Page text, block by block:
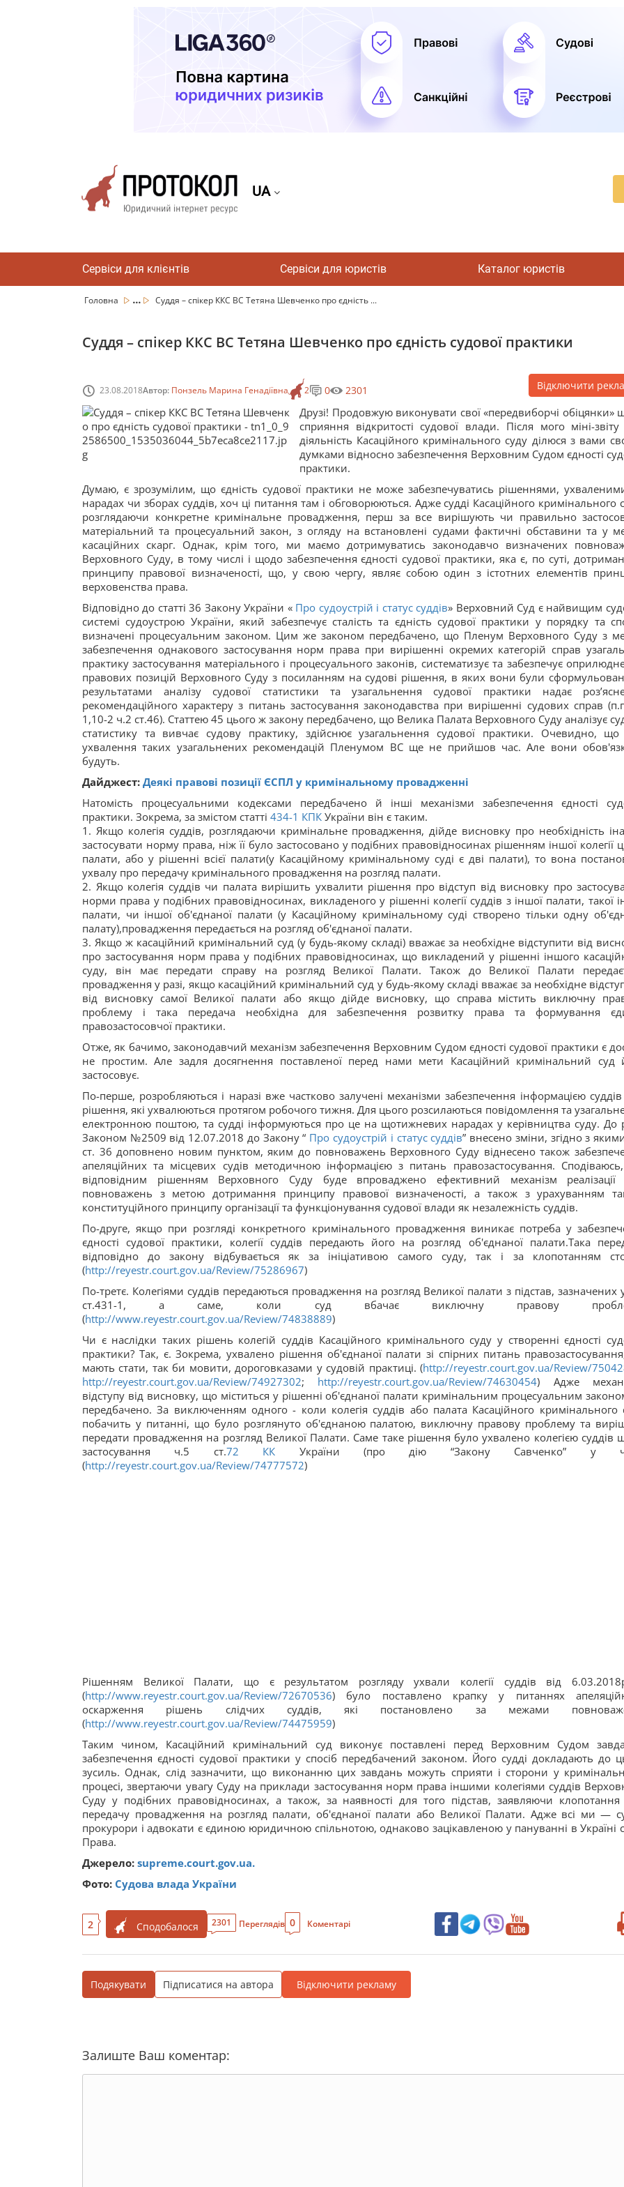
UA
Сервіси для клієнтів Сервіси для юристів Каталог юристів
Головна ... Суддя – спікер ККС ВС Тетяна Шевченко про єдність ...
Суддя – спікер ККС ВС Тетяна Шевченко про єдність судової практики
23.08.2018Автор: Понзель Марина Генадіївна 2 0 2301 Відключити
Друзі! Продовжую виконувати свої «передвиборчі обіцянки»
сприяння відкритості судової влади. Після мого міні-
діяльність Касаційного кримінального суду ділюся з вами
думками відносно забезпечення Верховним Судом єдності
практики.
Думаю, є зрозумілим, що єдність судової практики не може забезпечуватись рішеннями,
нарадах чи зборах суддів, хоч ці питання там і обговорюються. Адже судді Касаційного кримінального
розглядаючи конкретне кримінальне провадження, перш за все вирішують чи правильно
матеріальний та процесуальний закон, з огляду на встановлені судами фактичні обставини та у
касаційних скарг. Однак, крім того, ми маємо дотримуватись законодавчо визначених
Верховного Суду, в тому числі і щодо забезпечення єдності судової практики, яка є, по суті,
принципу правової визначеності, що, у свою чергу, являє собою один з істотних елементів
верховенства права.
Відповідно до статті 36 Закону України « Про судоустрій і статус суддів» Верховний Суд є найвищим
системі судоустрою України, який забезпечує сталість та єдність судової практики у порядку та
визначені процесуальним законом. Цим же законом передбачено, що Пленум Верховного Суду з
забезпечення однакового застосування норм права при вирішенні окремих категорій справ
практику застосування матеріального і процесуального законів, систематизує та забезпечує
правових позицій Верховного Суду з посиланням на судові рішення, в яких вони були
результатами аналізу судової статистики та узагальнення судової практики надає
рекомендаційного характеру з питань застосування законодавства при вирішенні судових справ
1,10-2 ч.2 ст.46). Статтею 45 цього ж закону передбачено, що Велика Палата Верховного Суду аналізує
статистику та вивчає судову практику, здійснює узагальнення судової практики. Очевидно,
ухвалення таких узагальнених рекомендацій Пленумом ВС ще не прийшов час. Але вони
будуть.
Дайджест: Деякі правові позиції ЄСПЛ у кримінальному провадженні
Натомість процесуальними кодексами передбачено й інші механізми забезпечення єдності
практики. Зокрема, за змістом статті 434-1 КПК України він є таким.
1. Якщо колегія суддів, розглядаючи кримінальне провадження, дійде висновку про необхідність
застосувати норму права, ніж її було застосовано у подібних правовідносинах рішенням іншої колегії
палати, або у рішенні всієї палати(у Касаційному кримінальному суді є дві палати), то вона
ухвалу про передачу кримінального провадження на розгляд палати.
2. Якщо колегія суддів чи палата вирішить ухвалити рішення про відступ від висновку про
норми права у подібних правовідносинах, викладеного у рішенні колегії суддів з іншої палати, такої
палати, чи іншої об'єднаної палати (у Касаційному кримінальному суді створено тільки одну
палату),провадження передається на розгляд об'єднаної палати.
3. Якщо ж касаційний кримінальний суд (у будь-якому складі) вважає за необхідне відступити від
про застосування норм права у подібних правовідносинах, що викладений у рішенні іншого
суду, він має передати справу на розгляд Великої Палати. Також до Великої Палати
провадження у разі, якщо касаційний кримінальний суд у будь-якому складі вважає за необхідне
від висновку самої Великої палати або якщо дійде висновку, що справа містить виключну
проблему і така передача необхідна для забезпечення розвитку права та формування
правозастосовчої практики.
Отже, як бачимо, законодавчий механізм забезпечення Верховним Судом єдності судової практики є
не простим. Але задля досягнення поставленої перед нами мети Касаційний кримінальний суд
застосовує.
По-перше, розробляються і наразі вже частково залучені механізми забезпечення інформацією
рішення, які ухвалюються протягом робочого тижня. Для цього розсилаються повідомлення та
електронною поштою, та судді інформуються про це на щотижневих нарадах у керівництва суду. До
Законом №2509 від 12.07.2018 до Закону “ Про судоустрій і статус суддів” внесено зміни, згідно з
ст. 36 доповнено новим пунктом, яким до повноважень Верховного Суду віднесено також
апеляційних та місцевих судів методичною інформацією з питань правозастосування.
відповідним рішенням Верховного Суду буде впроваджено ефективний механізм
повноважень з метою дотримання принципу правової визначеності, а також з урахуванням
конституційного принципу організації та функціонування судової влади як незалежність суддів.
По-друге, якщо при розгляді конкретного кримінального провадження виникає потреба у
єдності судової практики, колегії суддів передають його на розгляд об'єднаної палати.Така
відповідно до закону відбувається як за ініціативою самого суду, так і за клопотанням
(http://reyestr.court.gov.ua/Review/75286967)
По-третє. Колегіями суддів передаються провадження на розгляд Великої палати з підстав, зазначених
ст.431-1, а саме, коли суд вбачає виключну правову
(http://www.reyestr.court.gov.ua/Review/74838889)
Чи є наслідки таких рішень колегій суддів Касаційного кримінального суду у створенні єдності
практики? Так, є. Зокрема, ухвалено рішення об'єднаної палати зі спірних питань
мають стати, так би мовити, дороговказами у судовій практиці. (http://reyestr.court.gov.ua/Review/
http://reyestr.court.gov.ua/Review/74927302; http://reyestr.court.gov.ua/Review/74630454) Адже
відступу від висновку, що міститься у рішенні об'єднаної палати кримінальним процесуальним
передбачено. За виключенням одного - коли колегія суддів або палата Касаційного кримінального
побачить у питанні, що було розглянуто об'єднаною палатою, виключну правову проблему та
передати провадження на розгляд Великої Палати. Саме таке рішення було ухвалено колегією суддів
застосування ч.5 ст.72 КК України (про дію “Закону Савченко” у
(http://reyestr.court.gov.ua/Review/74777572)
Рішенням Великої Палати, що є результатом розгляду ухвали колегії суддів від
(http://www.reyestr.court.gov.ua/Review/72670536) було поставлено крапку у питаннях
оскарження рішень слідчих суддів, які постановлено за межами
(http://www.reyestr.court.gov.ua/Review/74475959)
Таким чином, Касаційний кримінальний суд виконує поставлені перед Верховним Судом
забезпечення єдності судової практики у спосіб передбачений законом. Його судді докладають до
зусиль. Однак, слід зазначити, що виконанню цих завдань можуть сприяти і сторони у
процесі, звертаючи увагу Суду на приклади застосування норм права іншими колегіями суддів
Суду у подібних правовідносинах, а також, за наявності для того підстав, заявляючи
передачу провадження на розгляд палати, об'єднаної палати або Великої Палати. Адже всі ми —
прокурори і адвокати є єдиною юридичною спільнотою, однаково зацікавленою у пануванні в Україні
Права.
Джерело: supreme.court.gov.ua.
Фото: Судова влада України
2 Сподобалося 2301 Переглядів 0 Коментарі
Подякувати Підписатися на автора Відключити рекламу
Залиште Ваш коментар: